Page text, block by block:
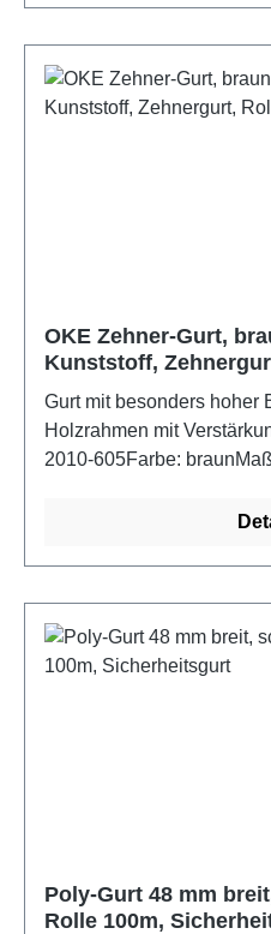
OKE Zehner-Gurt,
Kunststoff,
Gurt mit besonders hoher
Holzrahmen mit
2010-605Farbe:
Poly-Gurt 48 mm
Rolle 100m,